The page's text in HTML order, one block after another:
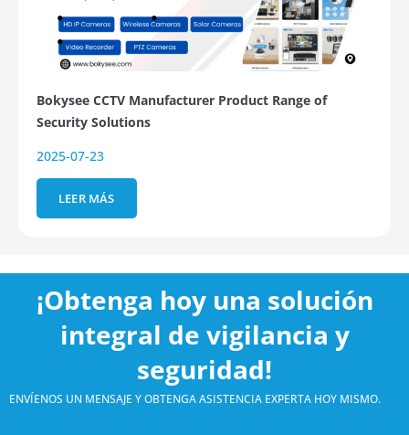
Bokysee CCTV Manufacturer Product Range of
Security Solutions
2025-07-23
LEER MÁS
¡Obtenga hoy una solución
integral de vigilancia y
seguridad!
ENVÍENOS UN MENSAJE Y OBTENGA ASISTENCIA EXPERTA HOY MISMO.